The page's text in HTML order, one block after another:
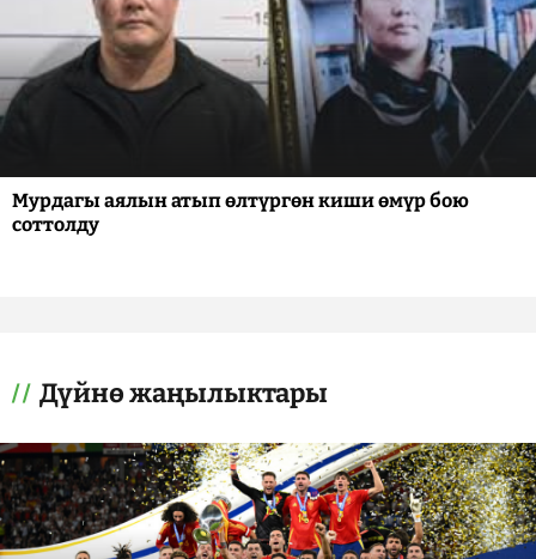
Мурдагы аялын атып өлтүргөн киши өмүр бою
соттолду
Дүйнө жаңылыктары